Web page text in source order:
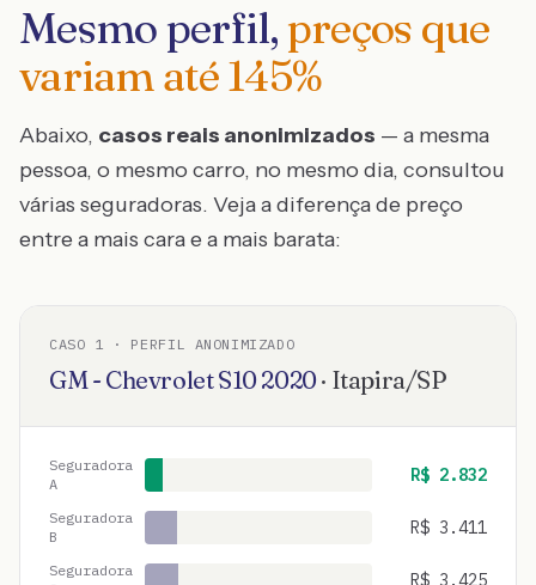
Mesmo perfil, preços que
variam até145%
Abaixo, casos reais anonimizados — a mesma
pessoa, o mesmo carro, no mesmo dia, consultou
várias seguradoras. Veja a diferença de preço
entre a mais cara e a mais barata:
CASO 1 · PERFIL ANONIMIZADO
GM - ChevroletS102020· Itapira/SP
Seguradora
A
R$ 2.832
Seguradora
B
R$ 3.411
Seguradora
R$ 3.425